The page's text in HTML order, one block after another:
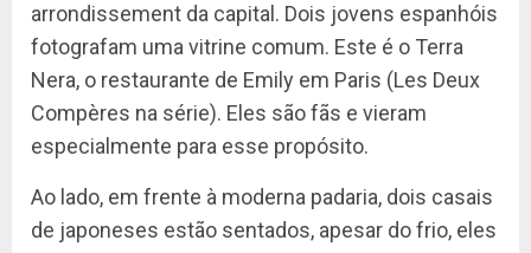
arrondissement da capital. Dois jovens espanhóis
fotografam uma vitrine comum. Este é o Terra
Nera, o restaurante de Emily em Paris (Les Deux
Compères na série). Eles são fãs e vieram
especialmente para esse propósito.
Ao lado, em frente à moderna padaria, dois casais
de japoneses estão sentados, apesar do frio, eles